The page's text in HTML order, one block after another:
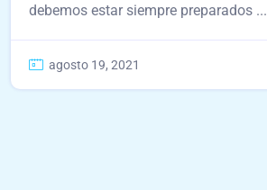
debemos estar siempre preparados ...
agosto 19, 2021